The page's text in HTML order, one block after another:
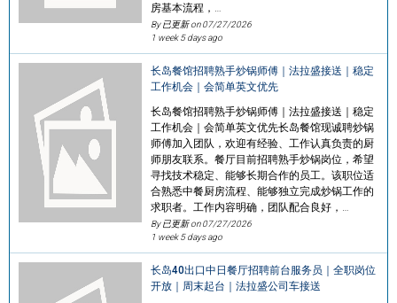
房基本流程，…
By 已更新 on07/27/2026
1 week 5 days ago
长岛餐馆招聘熟手炒锅师傅｜法拉盛接送｜稳定
工作机会｜会简单英文优先
长岛餐馆招聘熟手炒锅师傅｜法拉盛接送｜稳定
工作机会｜会简单英文优先长岛餐馆现诚聘炒锅
师傅加入团队，欢迎有经验、工作认真负责的厨
师朋友联系。餐厅目前招聘熟手炒锅岗位，希望
寻找技术稳定、能够长期合作的员工。该职位适
合熟悉中餐厨房流程、能够独立完成炒锅工作的
求职者。工作内容明确，团队配合良好，…
By 已更新 on07/27/2026
1 week 5 days ago
长岛40出口中日餐厅招聘前台服务员｜全职岗位
开放｜周末起台｜法拉盛公司车接送